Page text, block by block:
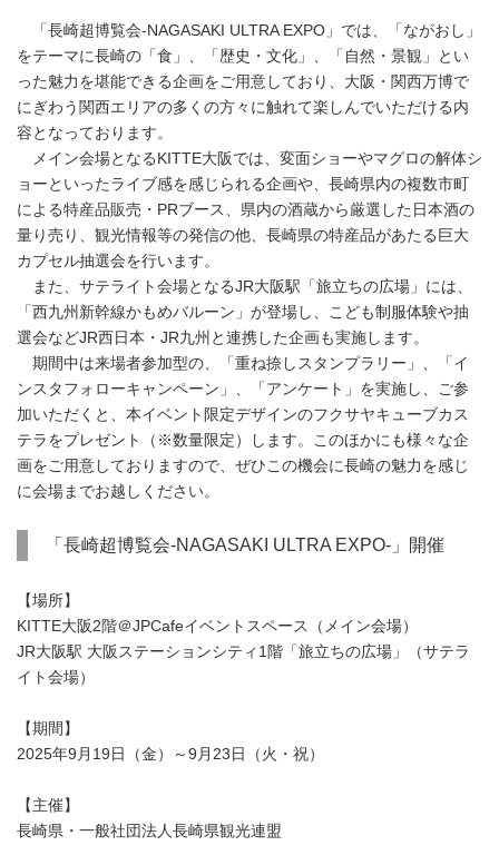
「長崎超博覧会-NAGASAKI ULTRA EXPO」では、「ながおし」
をテーマに長崎の「食」、「歴史・文化」、「自然・景観」とい
った魅力を堪能できる企画をご用意しており、大阪・関西万博で
にぎわう関西エリアの多くの方々に触れて楽しんでいただける内
容となっております。
メイン会場となるKITTE大阪では、変面ショーやマグロの解体シ
ョーといったライブ感を感じられる企画や、長崎県内の複数市町
による特産品販売・PRブース、県内の酒蔵から厳選した日本酒の
量り売り、観光情報等の発信の他、長崎県の特産品があたる巨大
カプセル抽選会を行います。
また、サテライト会場となるJR大阪駅「旅立ちの広場」には、
「西九州新幹線かもめバルーン」が登場し、こども制服体験や抽
選会などJR西日本・JR九州と連携した企画も実施します。
期間中は来場者参加型の、「重ね捺しスタンプラリー」、「イ
ンスタフォローキャンペーン」、「アンケート」を実施し、ご参
加いただくと、本イベント限定デザインのフクサヤキューブカス
テラをプレゼント（※数量限定）します。このほかにも様々な企
画をご用意しておりますので、ぜひこの機会に長崎の魅力を感じ
に会場までお越しください。
「長崎超博覧会-NAGASAKI ULTRA EXPO-」開催
【場所】
KITTE大阪2階＠JPCafeイベントスペース（メイン会場）
JR大阪駅 大阪ステーションシティ1階「旅立ちの広場」（サテラ
イト会場）
【期間】
2025年9月19日（金）～9月23日（火・祝）
【主催】
長崎県・一般社団法人長崎県観光連盟